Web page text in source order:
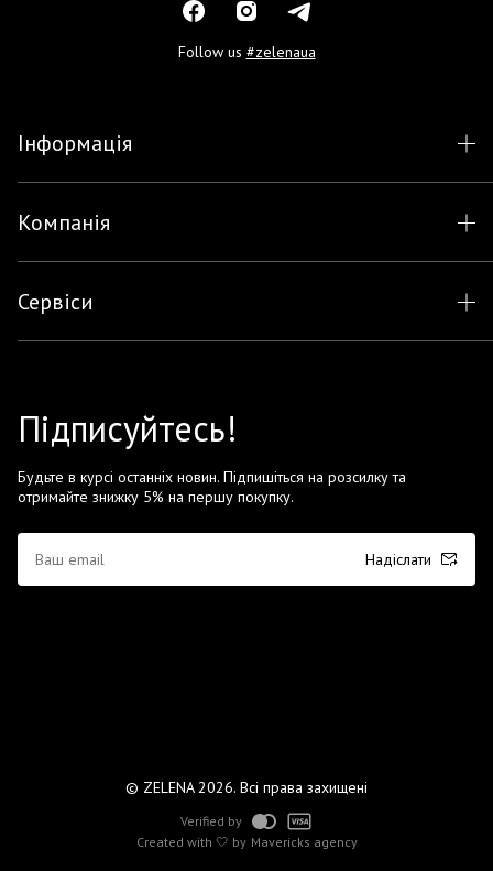
Follow us #zelenaua
Інформація
Компанія
Сервіси
Підписуйтесь!
Будьте в курсі останніх новин. Підпишіться на розсилку та
отримайте знижку 5% на першу покупку.
Надіслати
© ZELENA 2026. Всі права захищені
Created with 🤍 by Mavericks agency
Verified by